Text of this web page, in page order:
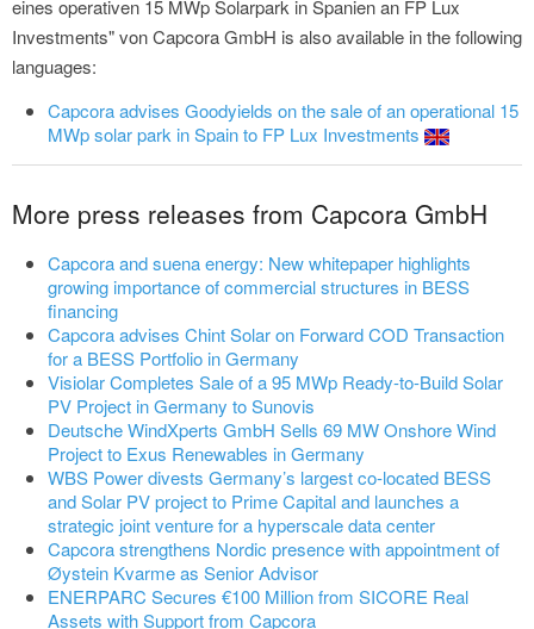
eines operativen 15 MWp Solarpark in Spanien an FP Lux
Investments" von Capcora GmbH is also available in the following
languages:
Capcora advises Goodyields on the sale of an operational 15
MWp solar park in Spain to FP Lux Investments
More press releases from Capcora GmbH
Capcora and suena energy: New whitepaper highlights
growing importance of commercial structures in BESS
financing
Capcora advises Chint Solar on Forward COD Transaction
for a BESS Portfolio in Germany
Visiolar Completes Sale of a 95 MWp Ready-to-Build Solar
PV Project in Germany to Sunovis
Deutsche WindXperts GmbH Sells 69 MW Onshore Wind
Project to Exus Renewables in Germany
WBS Power divests Germany’s largest co-located BESS
and Solar PV project to Prime Capital and launches a
strategic joint venture for a hyperscale data center
Capcora strengthens Nordic presence with appointment of
Øystein Kvarme as Senior Advisor
ENERPARC Secures €100 Million from SICORE Real
Assets with Support from Capcora